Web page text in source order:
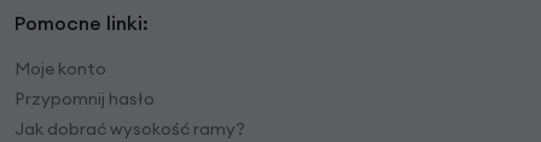
Pomocne linki:
Moje konto
Przypomnij hasło
Jak dobrać wysokość ramy?